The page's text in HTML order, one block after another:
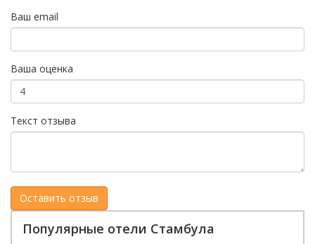
Ваш email
Ваша оценка
Текст отзыва
Популярные отели Стамбула